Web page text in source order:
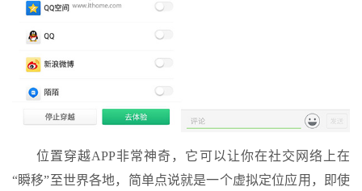
位置穿越APP非常神奇，它可以让你在社交网络上在
“瞬移”至世界各地，简单点说就是一个虚拟定位应用，即使